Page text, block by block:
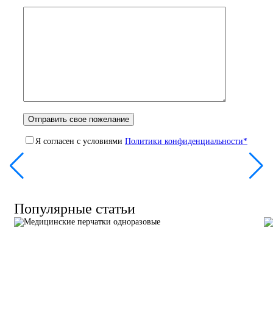
Я согласен с условиями Политики конфиденциальности*
Популярные статьи